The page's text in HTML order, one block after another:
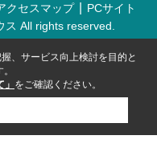
クセスマップ
PCサイト
All rights reserved.
、サービス向上検討を目的と
をご確認ください。